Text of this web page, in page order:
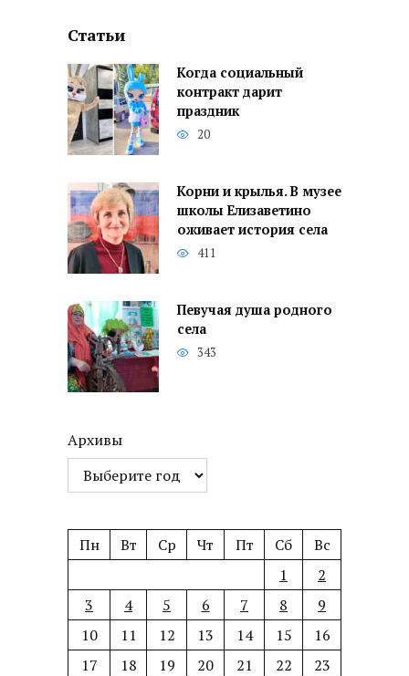
Статьи
Когда социальный
контракт дарит
праздник
20
Корни и крылья. В музее
школы Елизаветино
оживает история села
411
Певучая душа родного
села
343
Архивы
Пн Вт Ср Чт Пт Сб
Вс
1
2
3
4 5 6 7 8
9
10
11 12 13 14 15
16
17
18 19 20 21 22
23